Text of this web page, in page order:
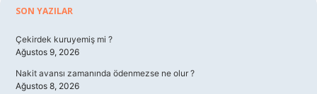
Sidebar
SON YAZILAR
Çekirdek kuruyemiş mi ?
Ağustos 9, 2026
Nakit avansı zamanında ödenmezse ne olur ?
Ağustos 8, 2026